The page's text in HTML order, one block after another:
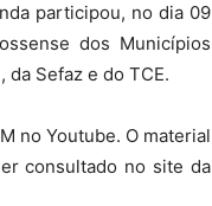
participou, no dia 09
dos Municípios
Sefaz e do TCE.
no Youtube. O material
consultado no site da